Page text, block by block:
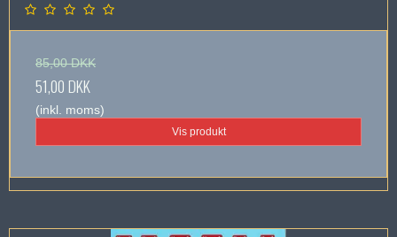
85,00 DKK
51,00 DKK
(inkl. moms)
Vis produkt